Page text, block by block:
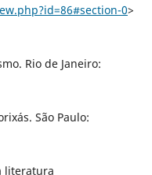
0>
Rio de Janeiro:
São Paulo:
literatura